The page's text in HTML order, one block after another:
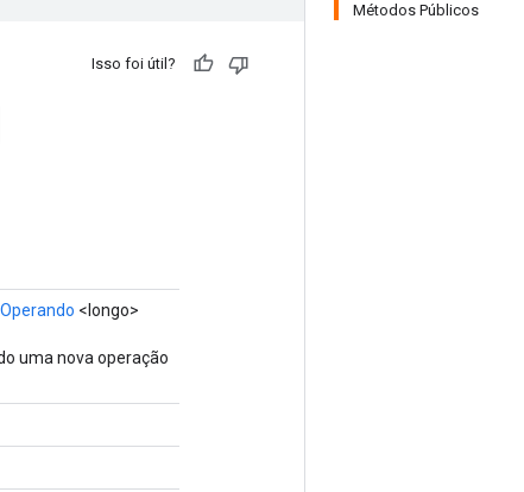
Métodos Públicos
Isso foi útil?
Operando <longo>
uma nova operação